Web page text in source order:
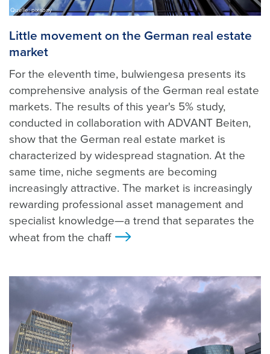
Quelle: pixabay
Little movement on the German real estate
market
For the eleventh time, bulwiengesa presents its
comprehensive analysis of the German real estate
markets. The results of this year's 5% study,
conducted in collaboration with ADVANT Beiten,
show that the German real estate market is
characterized by widespread stagnation. At the
same time, niche segments are becoming
increasingly attractive. The market is increasingly
rewarding professional asset management and
specialist knowledge—a trend that separates the
wheat from the chaff